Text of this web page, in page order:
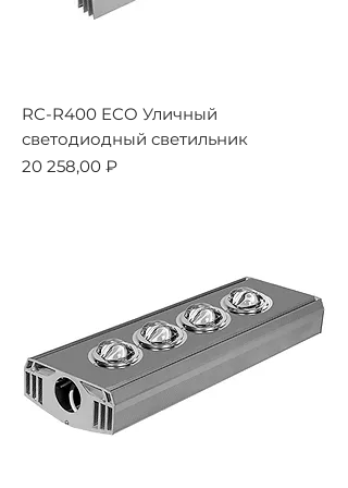
RC-R400 ECO Уличный
светодиодный светильник
Цена
20 258,00 ₽